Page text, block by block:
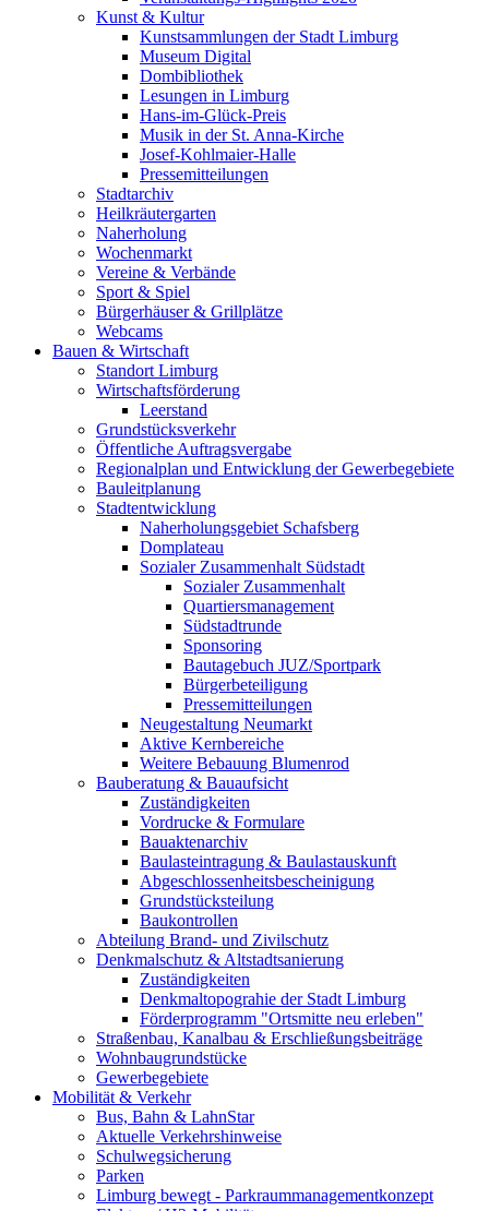
Kunst & Kultur
Kunstsammlungen der Stadt Limburg
Museum Digital
Dombibliothek
Lesungen in Limburg
Hans-im-Glück-Preis
Musik in der St. Anna-Kirche
Josef-Kohlmaier-Halle
Pressemitteilungen
Stadtarchiv
Heilkräutergarten
Naherholung
Wochenmarkt
Vereine & Verbände
Sport & Spiel
Bürgerhäuser & Grillplätze
Webcams
Bauen & Wirtschaft
Standort Limburg
Wirtschaftsförderung
Leerstand
Grundstücksverkehr
Öffentliche Auftragsvergabe
Regionalplan und Entwicklung der Gewerbegebiete
Bauleitplanung
Stadtentwicklung
Naherholungsgebiet Schafsberg
Domplateau
Sozialer Zusammenhalt Südstadt
Sozialer Zusammenhalt
Quartiersmanagement
Südstadtrunde
Sponsoring
Bautagebuch JUZ/Sportpark
Bürgerbeteiligung
Pressemitteilungen
Neugestaltung Neumarkt
Aktive Kernbereiche
Weitere Bebauung Blumenrod
Bauberatung & Bauaufsicht
Zuständigkeiten
Vordrucke & Formulare
Bauaktenarchiv
Baulasteintragung & Baulastauskunft
Abgeschlossenheitsbescheinigung
Grundstücksteilung
Baukontrollen
Abteilung Brand- und Zivilschutz
Denkmalschutz & Altstadtsanierung
Zuständigkeiten
Denkmaltopograhie der Stadt Limburg
Förderprogramm "Ortsmitte neu erleben"
Straßenbau, Kanalbau & Erschließungsbeiträge
Wohnbaugrundstücke
Gewerbegebiete
Mobilität & Verkehr
Bus, Bahn & LahnStar
Aktuelle Verkehrshinweise
Schulwegsicherung
Parken
Limburg bewegt - Park­raum­management­konzept